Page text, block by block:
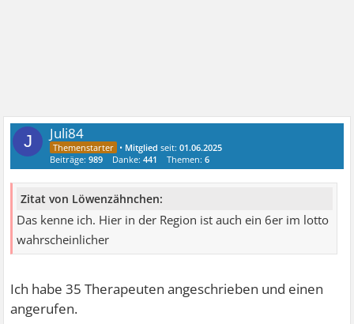
J Juli84
• Mitglied seit:01.06.2025
Beiträge:989 Danke:441 Themen:6
Zitat von Löwenzähnchen:
Das kenne ich. Hier in der Region ist auch ein 6er im lotto
wahrscheinlicher
Ich habe 35 Therapeuten angeschrieben und einen
angerufen.